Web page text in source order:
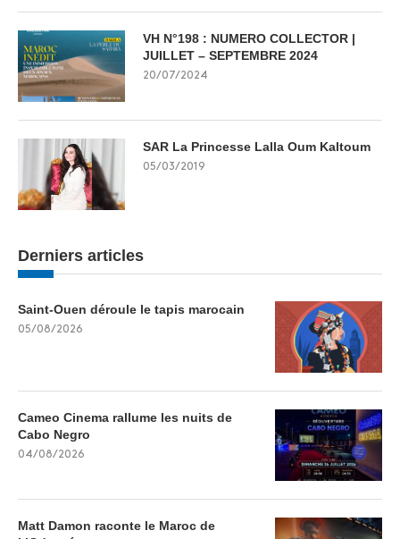
VH N°198 : NUMERO COLLECTOR |
JUILLET – SEPTEMBRE 2024
20/07/2024
SAR La Princesse Lalla Oum Kaltoum
05/03/2019
Derniers articles
Saint-Ouen déroule le tapis marocain
05/08/2026
Cameo Cinema rallume les nuits de
Cabo Negro
04/08/2026
Matt Damon raconte le Maroc de